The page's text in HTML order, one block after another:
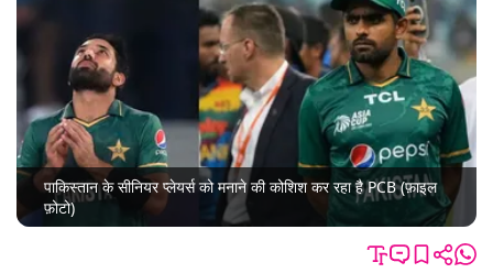
पाकिस्तान के सीनियर प्लेयर्स को मनाने की कोशिश कर रहा है PCB (फ़ाइल
फ़ोटो)